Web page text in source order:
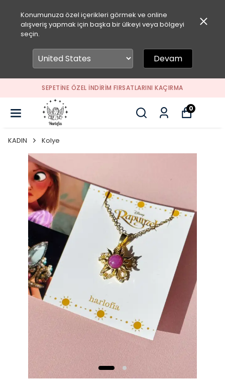
Konumunuza özel içerikleri görmek ve online
alışveriş yapmak için başka bir ülkeyi veya bölgeyi
seçin.
Devam
SEPETİNE ÖZEL İNDİRİM FIRSATLARINI KAÇIRMA
0
KADIN Kolye